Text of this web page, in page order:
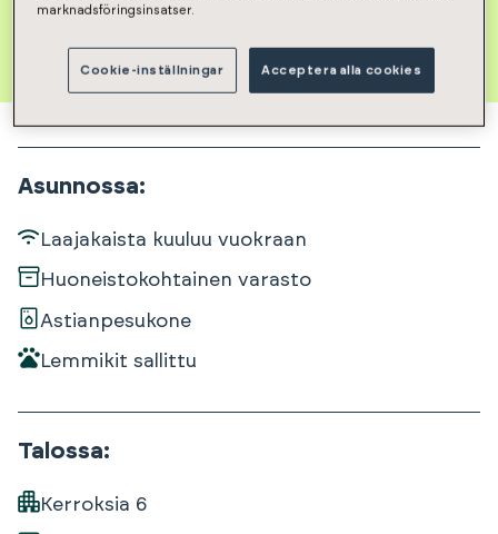
Asunnossa:
Laajakaista kuuluu vuokraan
Huoneistokohtainen varasto
Astianpesukone
Lemmikit sallittu
Talossa:
Kerroksia 6
marknadsföringsinsatser.
Cookie-inställningar Acceptera alla cookies